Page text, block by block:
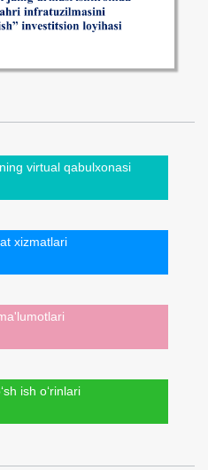
virtual qabulxonasi
xizmatlari
ish o‘rinlari